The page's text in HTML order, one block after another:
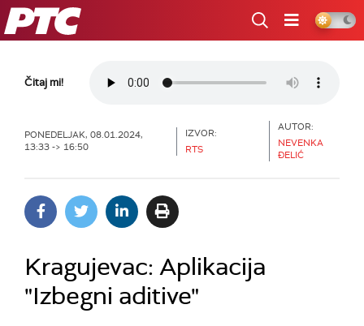
RTS
Čitaj mi!
PONEDELJAK, 08.01.2024,
13:33 -> 16:50
IZVOR:
RTS
AUTOR:
NEVENKA
ĐELIĆ
Kragujevac: Aplikacija
"Izbegni aditive"